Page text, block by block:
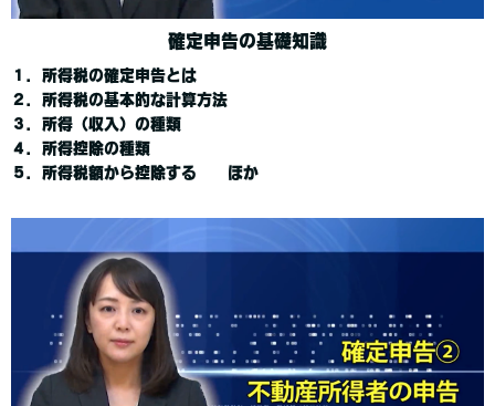
確定申告の基礎知識
１．所得税の確定申告とは
２．所得税の基本的な計算方法
３．所得（収入）の種類
４．所得控除の種類
５．所得税額から控除する ほか